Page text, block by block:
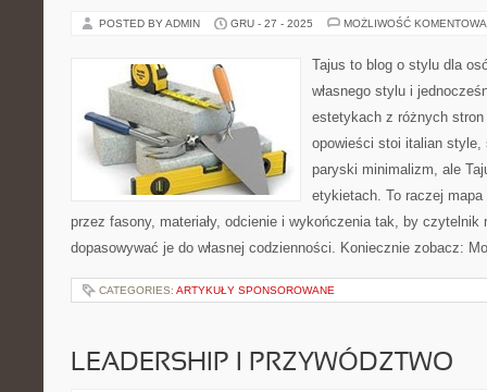
POSTED BY ADMIN GRU - 27 - 2025 MOŻLIWOŚĆ
Tajus to blog o stylu dla
własnego stylu i
estetykach z różnych
opowieści stoi italian
paryski minimalizm, ale
etykietach. To raczej
przez fasony, materiały, odcienie i wykończenia tak, by czytelnik
dopasowywać je do własnej codzienności. Koniecznie zobacz:
CATEGORIES: ARTYKUŁY SPONSOROWANE
LEADERSHIP I PRZYWÓDZTWO